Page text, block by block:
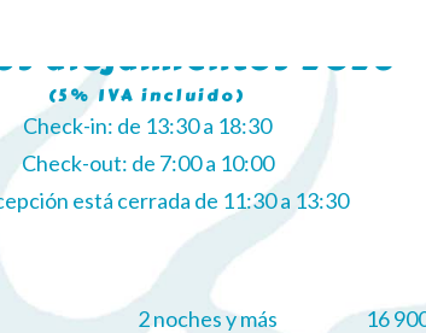
alojamientos 2026
(5% IVA incluido)
Check-in: de 13:30 a 18:30
Check-out: de 7:00 a 10:00
está cerrada de 11:30 a 13:30
2 noches y más 16